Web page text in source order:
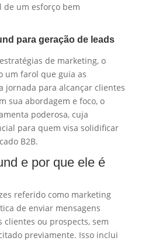
um esforço bem
para geração de leads
de marketing, o
um farol que guia as
jornada para alcançar clientes
sua abordagem e foco, o
poderosa, cuja
para quem visa solidificar
B2B.
e por que ele é
referido como marketing
de enviar mensagens
clientes ou prospects, sem
previamente. Isso inclui